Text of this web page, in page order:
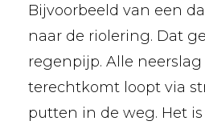
Bijvoorbeeld van een
naar de riolering. Dat
regenpijp. Alle
terechtkomt loopt via
putten in de weg. Het